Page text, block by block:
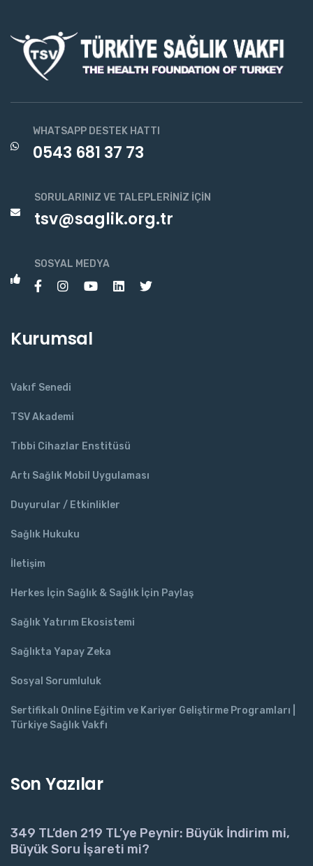
WHATSAPP DESTEK HATTI
0543 681 37 73
SORULARINIZ VE TALEPLERINIZ İÇIN
tsv@saglik.org.tr
SOSYAL MEDYA
Kurumsal
Vakıf Senedi
TSV Akademi
Tıbbi Cihazlar Enstitüsü
Artı Sağlık Mobil Uygulaması
Duyurular / Etkinlikler
Sağlık Hukuku
İletişim
Herkes İçin Sağlık & Sağlık İçin Paylaş
Sağlık Yatırım Ekosistemi
Sağlıkta Yapay Zeka
Sosyal Sorumluluk
Sertifikalı Online Eğitim ve Kariyer Geliştirme Programları |
Türkiye Sağlık Vakfı
Son Yazılar
349 TL’den 219 TL’ye Peynir: Büyük İndirim mi,
Büyük Soru İşareti mi?